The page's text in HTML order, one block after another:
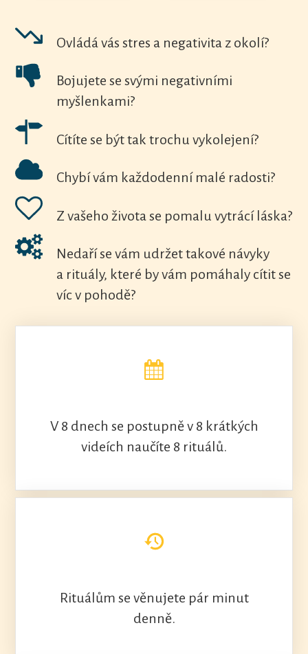
Ovládá vás stres a negativita z okolí?
Bojujete se svými negativními
myšlenkami?
Cítíte se být tak trochu vykolejení?
Chybí vám každodenní malé radosti?
Z vašeho života se pomalu vytrácí láska?
Nedaří se vám udržet takové návyky
a rituály, které by vám pomáhaly cítit se
víc v pohodě?
V 8 dnech se postupně v 8 krátkých
videích naučíte 8 rituálů.
Rituálům se věnujete pár minut
denně.